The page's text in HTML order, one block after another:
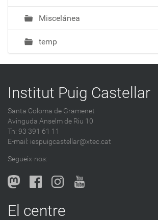
Miscelánea
temp
Institut Puig Castellar
Santa Coloma de Gramenet
Avinguda Anselm de Riu 10
Tn: 93 391 61 11
E-mail: iespuigcastellar@xtec.cat
Segueix-nos:
El centre